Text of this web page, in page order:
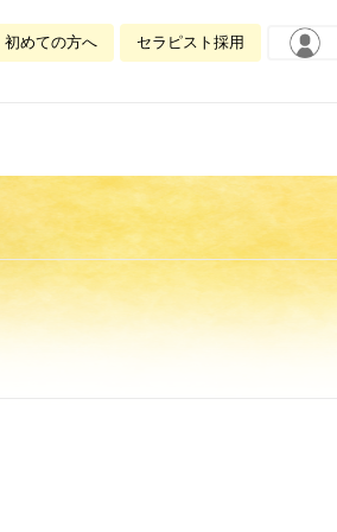
初めての方へ セラピスト採用